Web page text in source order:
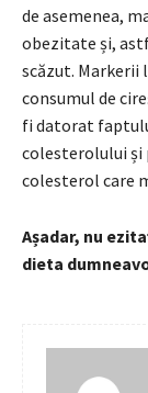
de asemenea,
obezitate și,
scăzut. Markerii
consumul de
fi datorat
colesterolului și
colesterol care
Așadar, nu
dieta